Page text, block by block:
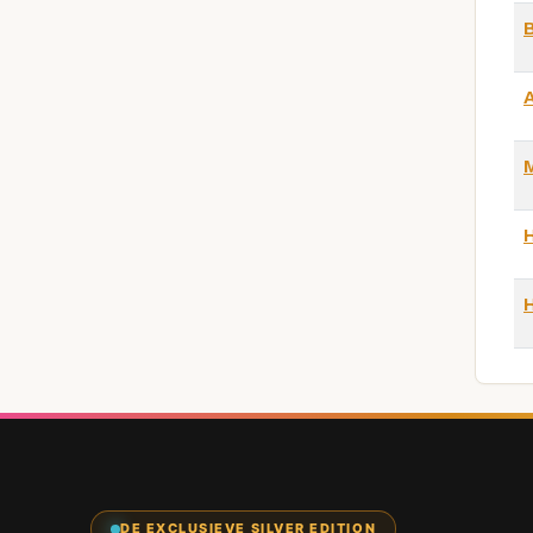
DE EXCLUSIEVE SILVER EDITION